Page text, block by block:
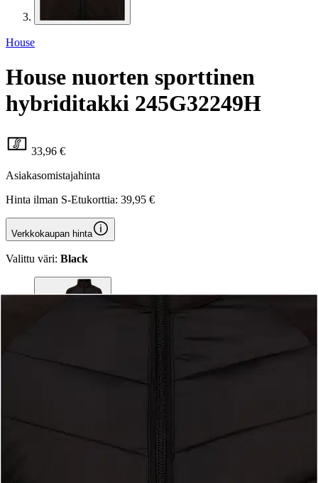
House
House nuorten sporttinen
hybriditakki 245G32249H
33,96 €
Asiakasomistajahinta
Hinta ilman S-Etukorttia: 39,95 €
Verkkokaupan hinta
Valittu väri: Black